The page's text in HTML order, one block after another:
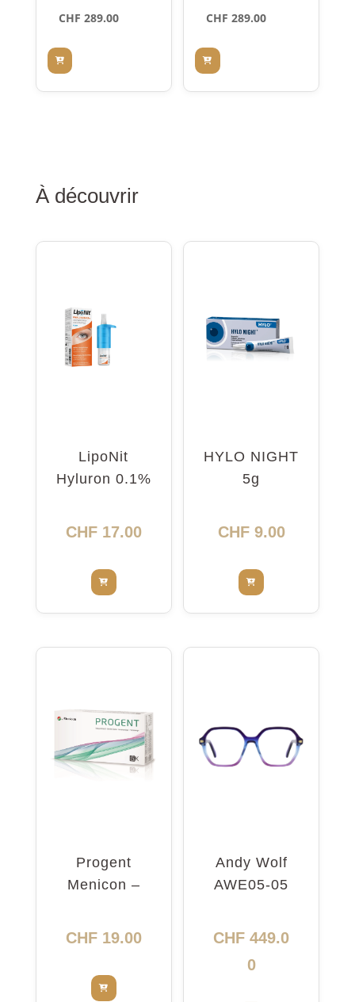
CHF 289.00 CHF 289.00
À découvrir
LipoNit
Hyluron 0.1%
CHF17.00
HYLO NIGHT
5g
CHF9.00
Progent
Menicon –
intensif
CHF19.00
Andy Wolf
AWE05-05
CHF 449.0
0